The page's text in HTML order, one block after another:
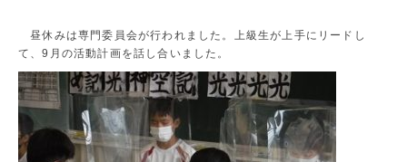
昼休みは専門委員会が行われました。上級生が上手にリードし
て、9月の活動計画を話し合いました。